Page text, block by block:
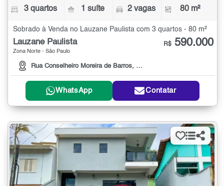
3 quartos 1 suíte 2 vagas 80 m²
Sobrado à Venda no Lauzane Paulista com 3 quartos - 80 m²
Lauzane Paulista
Zona Norte - São Paulo
Rua Conselheiro Moreira de Barros, 1636
R$ 590.000
WhatsApp Contatar